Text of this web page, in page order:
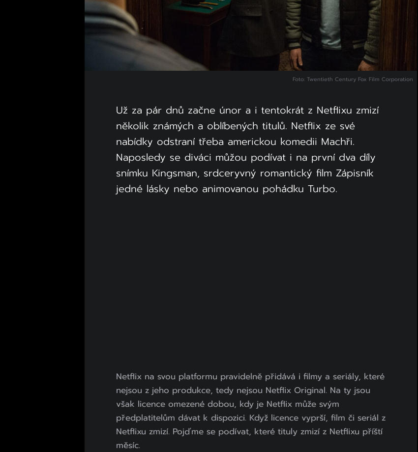
Foto: Twentieth Century Fox Film Corporation
Už za pár dnů začne únor a i tentokrát z Netflixu zmizí
několik známých a oblíbených titulů. Netflix ze své
nabídky odstraní třeba americkou komedii Machři.
Naposledy se diváci můžou podívat i na první dva díly
snímku Kingsman, srdceryvný romantický film Zápisník
jedné lásky nebo animovanou pohádku Turbo.
Netflix na svou platformu pravidelně přidává i filmy a seriály, které
nejsou z jeho produkce, tedy nejsou Netflix Original. Na ty jsou
však licence omezené dobou, kdy je Netflix může svým
předplatitelům dávat k dispozici. Když licence vyprší, film či seriál z
Netflixu zmizí. Pojďme se podívat, které tituly zmizí z Netflixu příští
měsíc.